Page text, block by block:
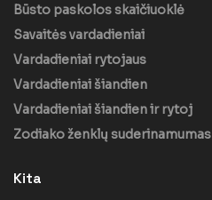
Būsto paskolos skaičiuoklė
Savaitės vardadieniai
Vardadieniai rytojaus
Vardadieniai šiandien
Vardadieniai šiandien ir rytoj
Zodiako ženklų suderinamumas
Kita